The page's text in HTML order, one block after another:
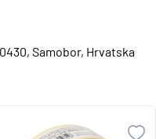
Samobor, Hrvatska